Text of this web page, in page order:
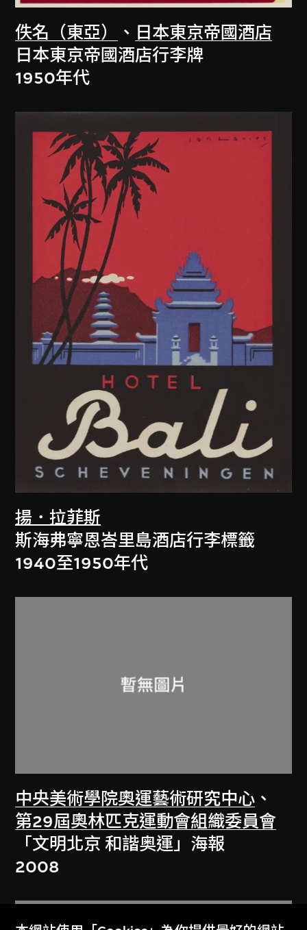
佚名（東亞） 、 日本東京帝國酒店
日本東京帝國酒店行李牌
1950年代
揚．拉菲斯
斯海弗寧恩峇里島酒店行李標籤
1940至1950年代
中央美術學院奧運藝術研究中心 、
第29屆奧林匹克運動會組織委員會
「文明北京 和諧奥運」海報
2008